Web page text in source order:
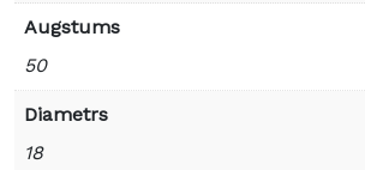
Augstums
50
Diametrs
18